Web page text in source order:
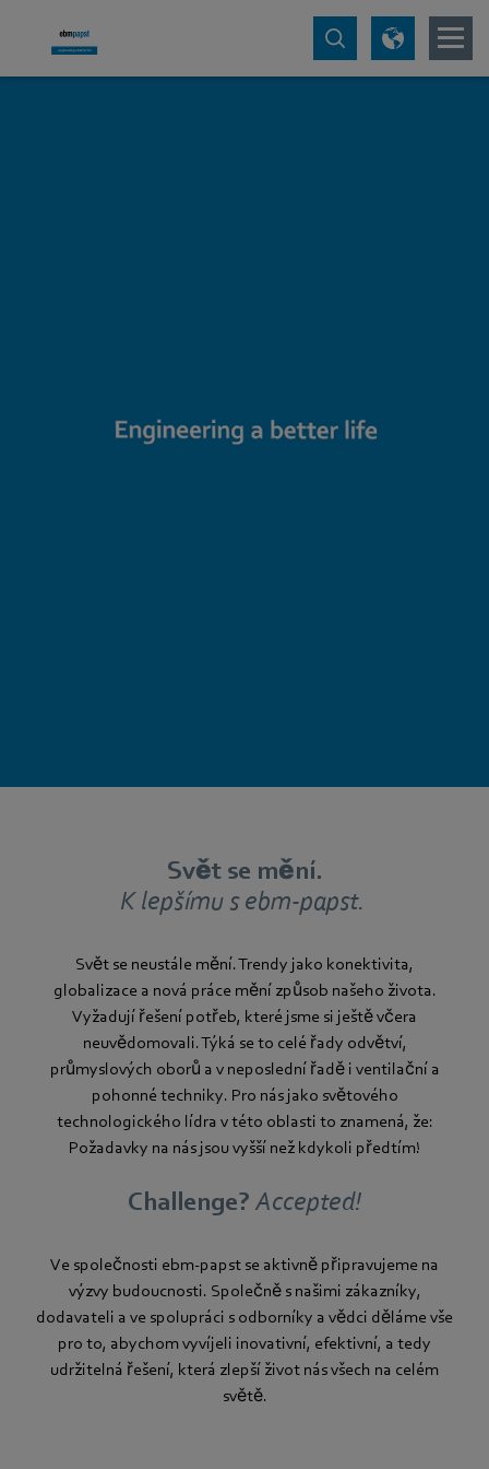
Svět se mění.
K lepšímu s ebm-papst.
Svět se neustále mění. Trendy jako konektivita,
globalizace a nová práce mění způsob našeho života.
Vyžadují řešení potřeb, které jsme si ještě včera
neuvědomovali. Týká se to celé řady odvětví,
průmyslových oborů a v neposlední řadě i ventilační a
pohonné techniky. Pro nás jako světového
technologického lídra v této oblasti to znamená, že:
Požadavky na nás jsou vyšší než kdykoli předtím!
Challenge? Accepted!
Ve společnosti ebm‑papst se aktivně připravujeme na
výzvy budoucnosti. Společně s našimi zákazníky,
dodavateli a ve spolupráci s odborníky a vědci děláme vše
pro to, abychom vyvíjeli inovativní, efektivní, a tedy
udržitelná řešení, která zlepší život nás všech na celém
světě.